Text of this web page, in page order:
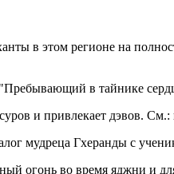
в этом регионе на
в тайнике
и привлекает дэвов. См.:
мудреца Гхеранды с
огонь во время яджни и